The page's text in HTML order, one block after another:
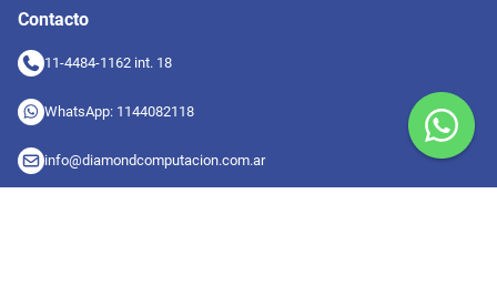
Contacto
11-4484-1162 int. 18
WhatsApp: 1144082118
info@diamondcomputacion.com.ar